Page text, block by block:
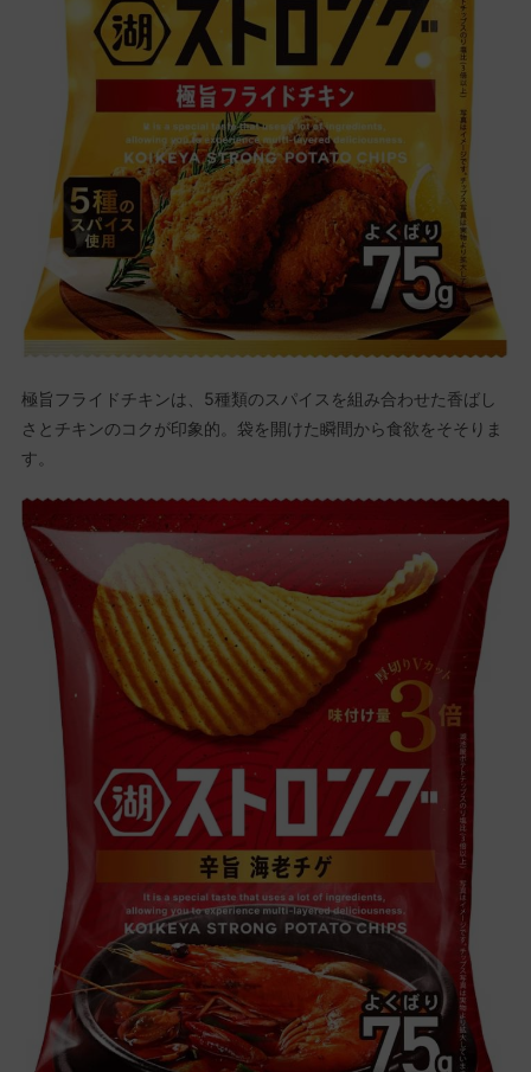
極旨フライドチキンは、5種類のスパイスを組み合わせた香ばし
さとチキンのコクが印象的。袋を開けた瞬間から食欲をそそりま
す。